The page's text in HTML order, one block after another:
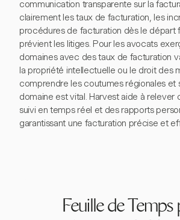
communication transparente sur la
clairement les taux de facturation, les
procédures de facturation dès le départ
prévient les litiges. Pour les avocats
domaines avec des taux de facturation
la propriété intellectuelle ou le droit des
comprendre les coutumes régionales et
domaine est vital. Harvest aide à relever
suivi en temps réel et des rapports
garantissant une facturation précise et
Feuille de Temps